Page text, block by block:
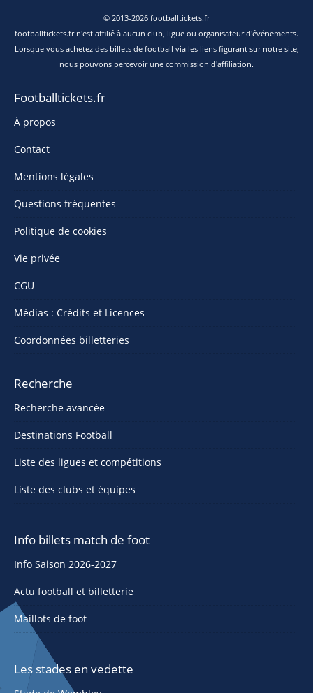
© 2013-2026 footballtickets.fr
footballtickets.fr n'est affilié à aucun club, ligue ou organisateur d'événements.
Lorsque vous achetez des billets de football via les liens figurant sur notre site,
nous pouvons percevoir une commission d'affiliation.
Footballtickets.fr
À propos
Contact
Mentions légales
Questions fréquentes
Politique de cookies
Vie privée
CGU
Médias : Crédits et Licences
Coordonnées billetteries
Recherche
Recherche avancée
Destinations Football
Liste des ligues et compétitions
Liste des clubs et équipes
Info billets match de foot
Info Saison 2026-2027
Actu football et billetterie
Maillots de foot
Les stades en vedette